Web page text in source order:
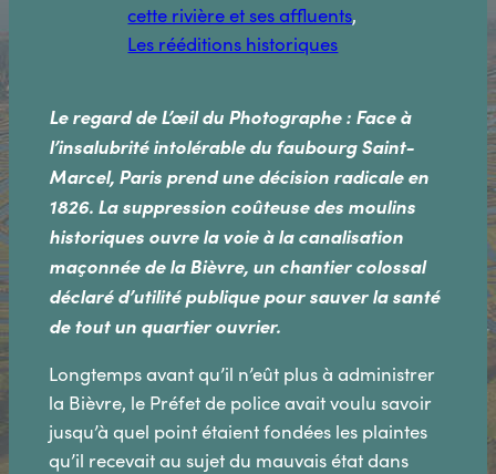
cette rivière et ses affluents
Les rééditions historiques
Le regard de L’œil du Photographe : Face à
l’insalubrité intolérable du faubourg Saint-
Marcel, Paris prend une décision radicale en
1826. La suppression coûteuse des moulins
historiques ouvre la voie à la canalisation
maçonnée de la Bièvre, un chantier colossal
déclaré d’utilité publique pour sauver la santé
de tout un quartier ouvrier.
Longtemps avant qu’il n’eût plus à administrer
la Bièvre, le Préfet de police avait voulu savoir
jusqu’à quel point étaient fondées les plaintes
qu’il recevait au sujet du mauvais état dans